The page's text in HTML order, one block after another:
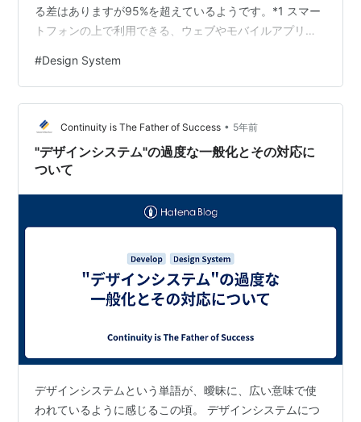
る差はありますが95%を超えているようです。*1 スマー
トフォンの上で利用できる、ウェブやモバイルアプリケ
ェブやモバイルアプリケーションは、UIが重要な役割を
果たします。どれだけ素晴らしい応答性や安定性、機能
を誇っていても、ユーザーが操作できなければ価値が伝
わりません。 近年、このUIの構築にデザインシステムを
活用する事例が増えています。特にfigmaを活用するケー
スが主流となり、さまざまな事…
#Design System
Continuity is The Father of Success • 5年前
"デザインシステム"の過度な一般化とその対応に
ついて
デザインシステムという単語が、曖昧に、広い意味で使
われているように感じるこの頃。 デザインシステムにつ